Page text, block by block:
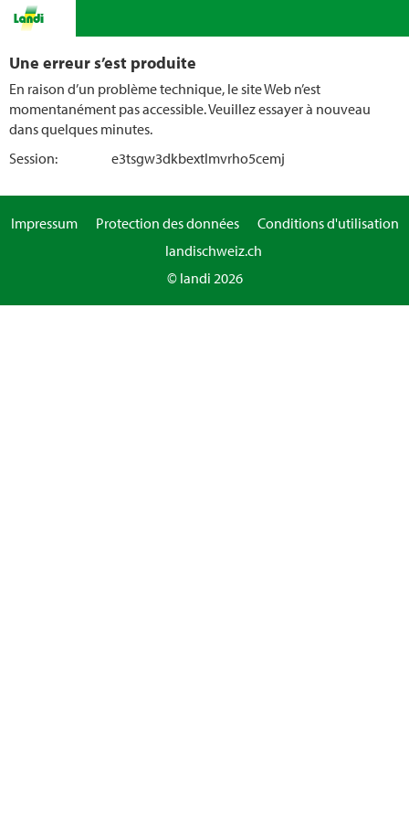
Une erreur s’est produite
En raison d’un problème technique, le site Web n’est
momentanément pas accessible. Veuillez essayer à nouveau
dans quelques minutes.
Session:
e3tsgw3dkbextlmvrho5cemj
Impressum Protection des données
Conditions d'utilisation
landischweiz.ch
© landi 2026